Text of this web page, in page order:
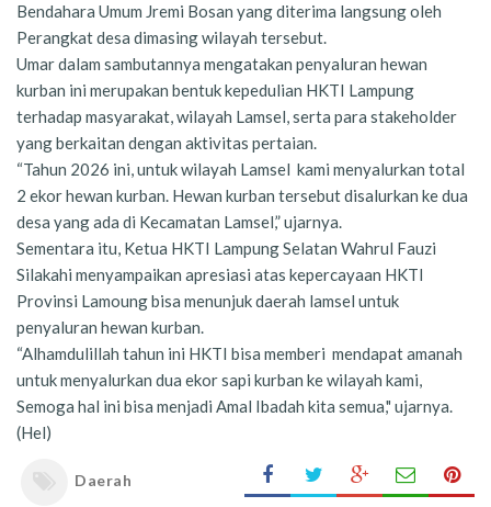
Bendahara Umum Jremi Bosan yang diterima langsung oleh
Perangkat desa dimasing wilayah tersebut.
Umar dalam sambutannya mengatakan penyaluran hewan
kurban ini merupakan bentuk kepedulian HKTI Lampung
terhadap masyarakat, wilayah Lamsel, serta para stakeholder
yang berkaitan dengan aktivitas pertaian.
“Tahun 2026 ini, untuk wilayah Lamsel kami menyalurkan total
2 ekor hewan kurban. Hewan kurban tersebut disalurkan ke dua
desa yang ada di Kecamatan Lamsel,” ujarnya.
Sementara itu, Ketua HKTI Lampung Selatan Wahrul Fauzi
Silakahi menyampaikan apresiasi atas kepercayaan HKTI
Provinsi Lamoung bisa menunjuk daerah lamsel untuk
penyaluran hewan kurban.
“Alhamdulillah tahun ini HKTI bisa memberi mendapat amanah
untuk menyalurkan dua ekor sapi kurban ke wilayah kami,
Semoga hal ini bisa menjadi Amal Ibadah kita semua," ujarnya.
(Hel)
Daerah